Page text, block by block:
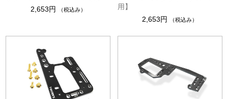
2,653円
（税込み）
用】
2,653円
（税込み）